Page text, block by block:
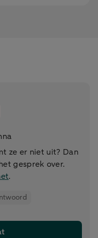
ze er niet uit? Dan
gesprek over.
.